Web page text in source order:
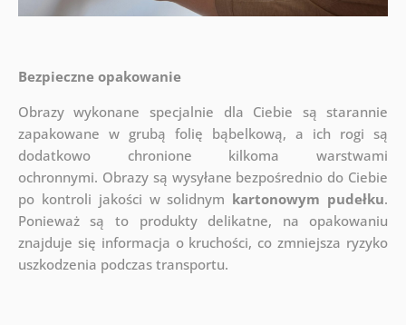
Bezpieczne opakowanie
Obrazy wykonane specjalnie dla Ciebie są starannie
zapakowane w grubą folię bąbelkową, a ich rogi są
dodatkowo chronione kilkoma warstwami
ochronnymi. Obrazy są wysyłane bezpośrednio do Ciebie
po kontroli jakości w solidnym kartonowym pudełku.
Ponieważ są to produkty delikatne, na opakowaniu
znajduje się informacja o kruchości, co zmniejsza ryzyko
uszkodzenia podczas transportu.